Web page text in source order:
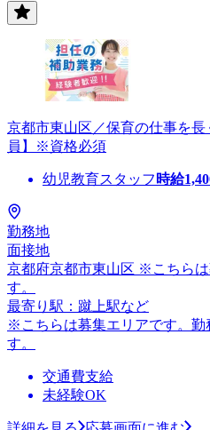
京都市東山区／保育の仕事を
員】※資格必須
幼児教育スタッフ 時給
勤務地
面接地
京都府京都市東山区 ※こちら
す。
最寄り駅：蹴上駅など
※こちらは募集エリアです。勤
す。
交通費支給
未経験OK